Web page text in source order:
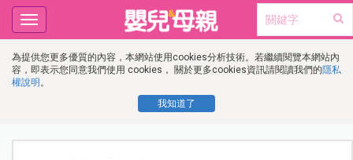
為提供您更多優質的內容，本網站使用cookies分析技術。若繼續閱覽本網站內
容，即表示您同意我們使用 cookies， 關於更多cookies資訊請閱讀我們的隱私
權說明 。
我知道了
Toggle
navigation